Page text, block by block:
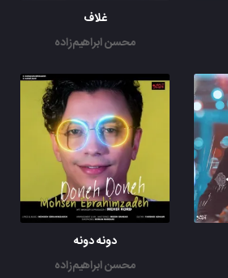
غلاف
محسن ابراهیم‌زاده
دونه دونه
محسن ابراهیم‌زاده